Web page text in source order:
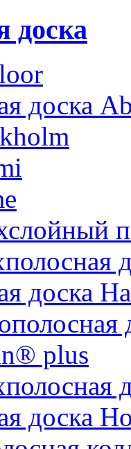
доска
доска
доска
plus
доска